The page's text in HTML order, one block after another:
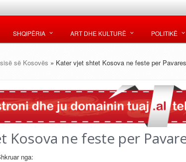
SHQIPËRIA ART DHE KULTURË POLITIKË
së Kosovës » Kater vjet shtet Kosova ne feste per
Kosova ne feste per
nga: